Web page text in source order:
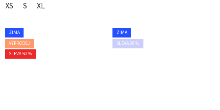
XS S XL
ZIMA
VÝPRODEJ
SLEVA 50 %
ZIMA
SLEVA 30 %